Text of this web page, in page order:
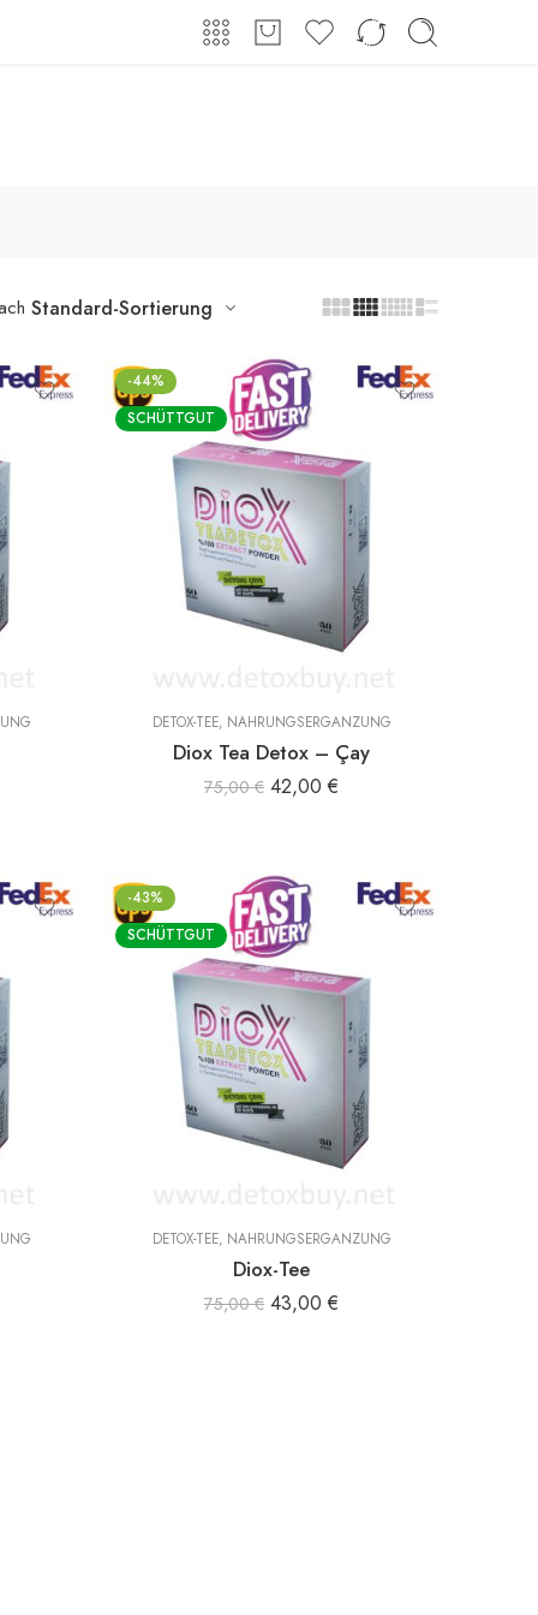
Anmeldung / Registrieren
Standard-Sortierung
-44%
SCHÜTTGUT
DETOX-TEE, NAHRUNGSERGÄNZUNG
Diox Tea Detox – Çay
75,00€ 42,00 €
-43%
SCHÜTTGUT
DETOX-TEE, NAHRUNGSERGÄNZUNG
Diox-Tee
75,00€ 43,00 €